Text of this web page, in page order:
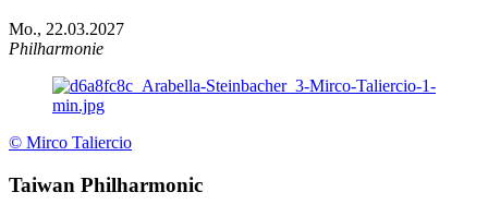
Mo., 22.03.2027
Philharmonie
© Mirco Taliercio
Taiwan Philharmonic